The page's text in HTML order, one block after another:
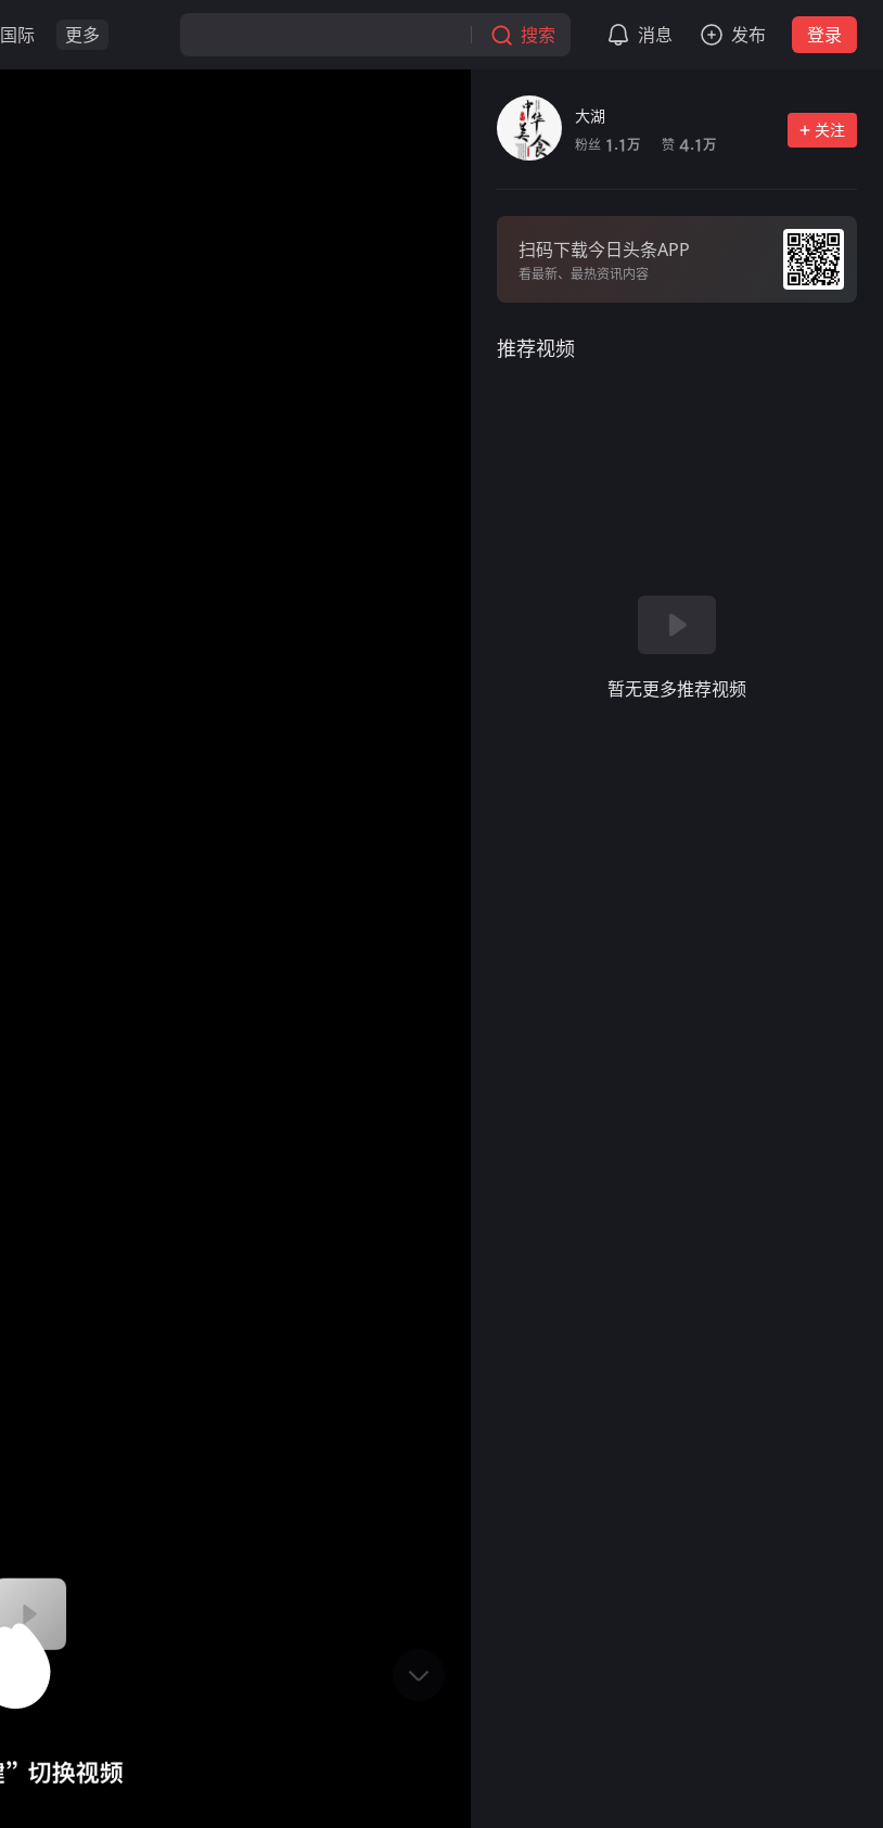
国际 更多 搜索 消息 发布 登录
大湖
粉丝 1.1万 赞 4.1万
关注
扫码下载今日头条APP
看最新、最热资讯内容
推荐视频
暂无更多推荐视频